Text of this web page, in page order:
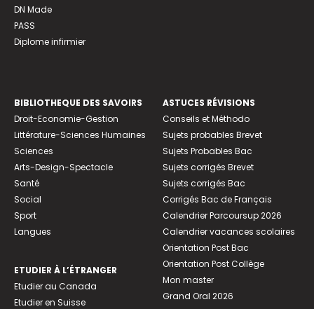
DN Made
PASS
Diplome infirmier
BIBLIOTHEQUE DES SAVOIRS
Droit-Economie-Gestion
Littérature-Sciences Humaines
Sciences
Arts-Design-Spectacle
Santé
Social
Sport
Langues
ETUDIER À L’ÉTRANGER
Etudier au Canada
Etudier en Suisse
ASTUCES RÉVISIONS
Conseils et Méthodo
Sujets probables Brevet
Sujets Probables Bac
Sujets corrigés Brevet
Sujets corrigés Bac
Corrigés Bac de Français
Calendrier Parcoursup 2026
Calendrier vacances scolaires
Orientation Post Bac
Orientation Post Collège
Mon master
Grand Oral 2026